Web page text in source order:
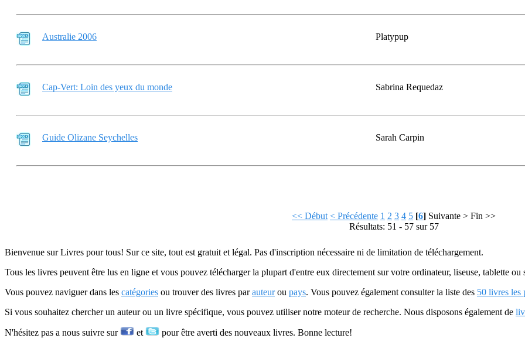
Australie 2006 Platypup
Cap-Vert: Loin des yeux du monde Sabrina Requedaz
Guide Olizane Seychelles Sarah Carpin
<< Début < Précédente 1 2 3 4 5 [6] Suivante > Fin >>
Résultats: 51 - 57 sur 57
Bienvenue sur Livres pour tous! Sur ce site, tout est gratuit et légal. Pas d'inscription nécessaire ni de limitation de téléchargement.
Tous les livres peuvent être lus en ligne et vous pouvez télécharger la plupart d'entre eux directement sur votre ordinateur, liseuse, tablette ou
Vous pouvez naviguer dans les catégories ou trouver des livres parauteurou pays. Vous pouvez également consulter la liste des 50 livres les
Si vous souhaitez chercher un auteur ou un livre spécifique, vous pouvez utiliser notre moteur de recherche. Nous disposons également de
N'hésitez pas a nous suivre sur et pour être averti des nouveaux livres. Bonne lecture!